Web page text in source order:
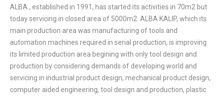
ALBA , established in 1991, has started its activities in 70m2 but
today servicing in closed area of 5000m2. ALBA KALIP, which its
main production area was manufacturing of tools and
automation machines required in serial production, is improving
its limited production area begining with only tool design and
production by considering demands of developing world and
servicing in industrial product design, mechanical product design,
computer aided engineering, tool design and production, plastic